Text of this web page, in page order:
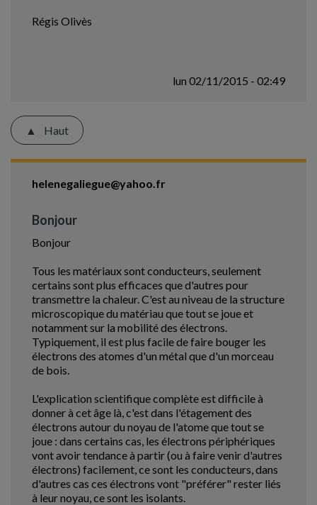
Régis Olivès
lun 02/11/2015 - 02:49
Haut
helenegaliegue@yahoo.fr
Bonjour
Bonjour
Tous les matériaux sont conducteurs, seulement
certains sont plus efficaces que d'autres pour
transmettre la chaleur. C'est au niveau de la structure
microscopique du matériau que tout se joue et
notamment sur la mobilité des électrons.
Typiquement, il est plus facile de faire bouger les
électrons des atomes d'un métal que d'un morceau
de bois.
L'explication scientifique complète est difficile à
donner à cet âge là, c'est dans l'étagement des
électrons autour du noyau de l'atome que tout se
joue : dans certains cas, les électrons périphériques
vont avoir tendance à partir (ou à faire venir d'autres
électrons) facilement, ce sont les conducteurs, dans
d'autres cas ces électrons vont "préférer" rester liés
à leur noyau, ce sont les isolants.